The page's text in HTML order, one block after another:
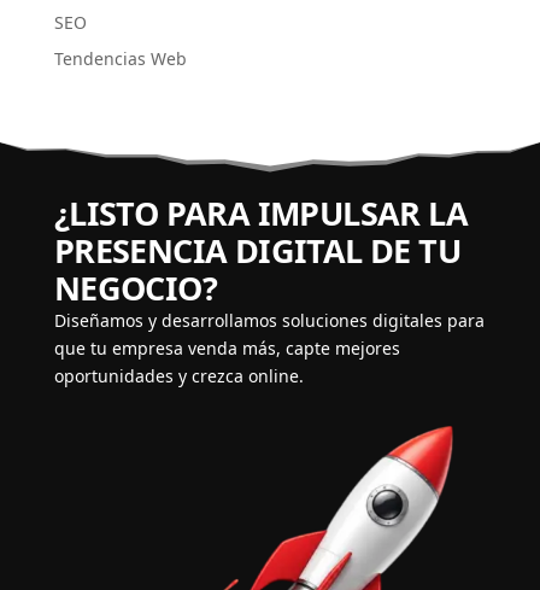
SEO
Tendencias Web
¿LISTO PARA IMPULSAR LA
PRESENCIA DIGITAL DE TU
NEGOCIO?
Diseñamos y desarrollamos soluciones digitales para
que tu empresa venda más, capte mejores
oportunidades y crezca online.